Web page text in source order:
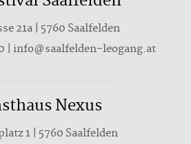
21a | 5760 Saalfelden
| info@saalfelden-leogang.at
Nexus
1 | 5760 Saalfelden